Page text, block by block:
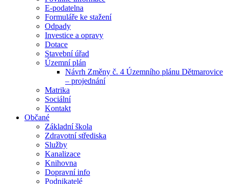
E-podatelna
Formuláře ke stažení
Odpady
Investice a opravy
Dotace
Stavební úřad
Územní plán
Návrh Změny č. 4 Územního plánu Dětmarovice
– projednání
Matrika
Sociální
Kontakt
Občané
Základní škola
Zdravotní střediska
Služby
Kanalizace
Knihovna
Dopravní info
Podnikatelé